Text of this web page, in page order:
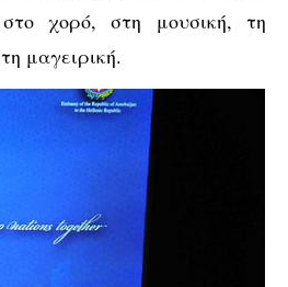
χορό, στη μουσική, τη
μαγειρική.